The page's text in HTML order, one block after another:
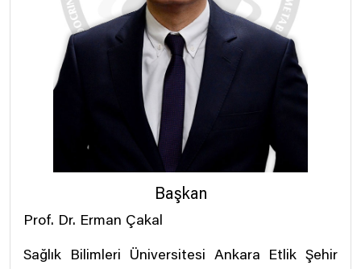
Başkan
Prof. Dr. Erman Çakal
Sağlık Bilimleri Üniversitesi Ankara Etlik Şehir